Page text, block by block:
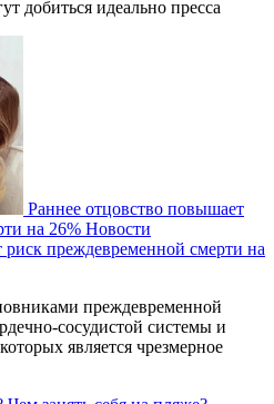
добиться идеально пресса
Раннее отцовство повышает
на 26% Новости
преждевременной смерти на
преждевременной
сосудистой системы и
является чрезмерное